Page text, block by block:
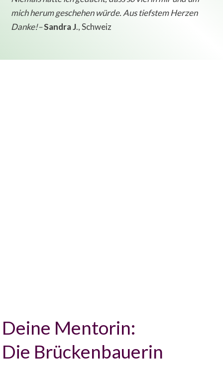
mich herum geschehen würde. Aus tiefstem Herzen
Danke!–Sandra J., Schweiz
Deine Mentorin:
Die Brückenbauerin